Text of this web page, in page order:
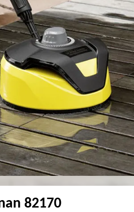
82170